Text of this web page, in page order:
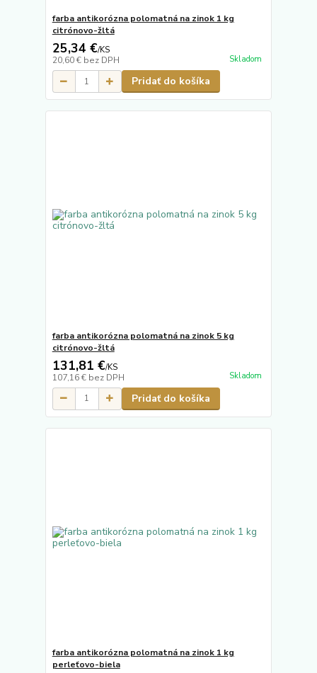
farba antikorózna polomatná na zinok 1 kg
citrónovo-žltá
25,34 €/KS
20,60 € bez DPH Skladom
Pridať do košíka
farba antikorózna polomatná na zinok 5 kg
citrónovo-žltá
131,81 €/KS
107,16 € bez DPH Skladom
Pridať do košíka
farba antikorózna polomatná na zinok 1 kg
perleťovo-biela